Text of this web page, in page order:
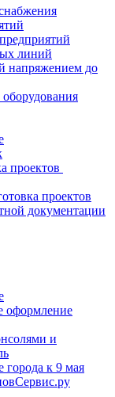
линий
напряжением до
проектов
проектов
документации
оформление
и
города к 9 мая